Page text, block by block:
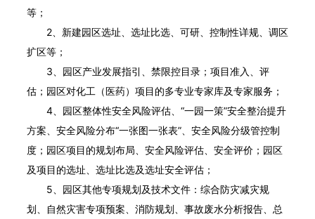
等；
2、新建园区选址、选址比选、可研、控制性详规、调区
扩区等；
3、园区产业发展指引、禁限控目录；项目准入、评
估；园区对化工（医药）项目的多专业专家库及专家服务；
4、园区整体性安全风险评估、“一园一策”安全整治提升
方案、安全风险分布“一张图一张表”、安全风险分级管控制
度；园区项目的规划布局、安全风险评估、安全评价；园区
及项目的选址、选址比选及选址安全评估；
5、园区其他专项规划及技术文件：综合防灾减灾规
划、自然灾害专项预案、消防规划、事故废水分析报告、总